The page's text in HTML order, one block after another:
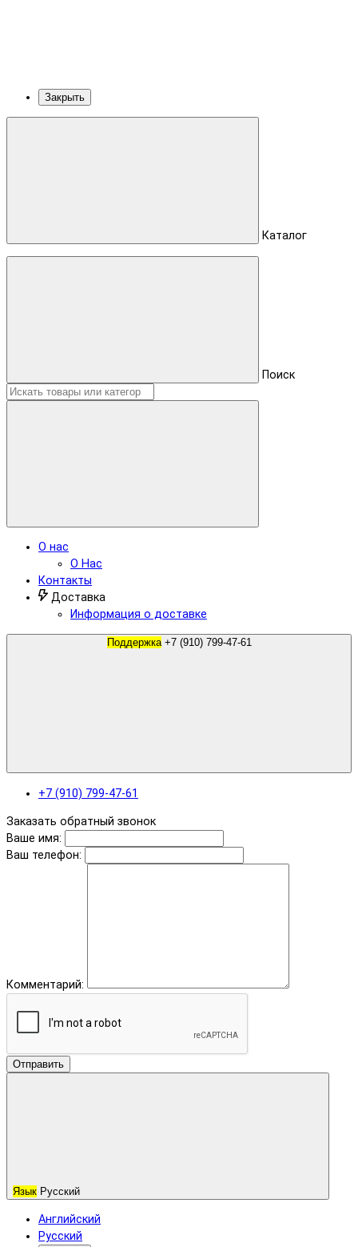
Закрыть
Каталог
Поиск
О нас
О Нас
Контакты
Доставка
Информация о доставке
Поддержка +7 (910) 799-47-61
+7 (910) 799-47-61
Заказать обратный звонок
Ваше имя:
Ваш телефон:
Комментарий:
Отправить
Язык Русский
Английский
Русский